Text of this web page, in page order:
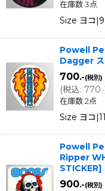
在庫数 3点
Size ヨコ
Powell
Dagger ス
700.-(税別)
(税込: 770.-
在庫数 2点
Size ヨコ
Powell
Ripper
STICKER]
900.-(税別)